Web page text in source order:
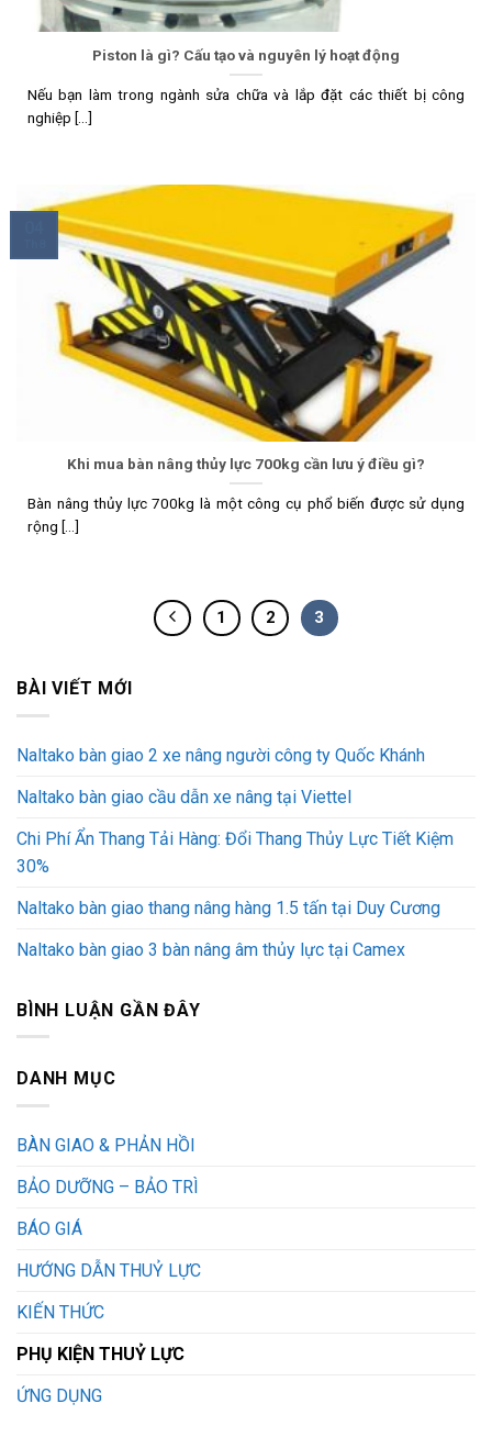
Piston là gì? Cấu tạo và nguyên lý hoạt động
Nếu bạn làm trong ngành sửa chữa và lắp đặt các thiết bị công
nghiệp [...]
Khi mua bàn nâng thủy lực 700kg cần lưu ý điều gì?
Bàn nâng thủy lực 700kg là một công cụ phổ biến được sử dụng
rộng [...]
1 2 3
BÀI VIẾT MỚI
Naltako bàn giao 2 xe nâng người công ty Quốc Khánh
Naltako bàn giao cầu dẫn xe nâng tại Viettel
Chi Phí Ẩn Thang Tải Hàng: Đổi Thang Thủy Lực Tiết Kiệm
30%
Naltako bàn giao thang nâng hàng 1.5 tấn tại Duy Cương
Naltako bàn giao 3 bàn nâng âm thủy lực tại Camex
BÌNH LUẬN GẦN ĐÂY
DANH MỤC
BÀN GIAO & PHẢN HỒI
BẢO DƯỠNG – BẢO TRÌ
BÁO GIÁ
HƯỚNG DẪN THUỶ LỰC
KIẾN THỨC
PHỤ KIỆN THUỶ LỰC
ỨNG DỤNG